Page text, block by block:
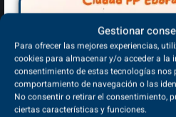
Gestionar
Para ofrecer las mejores experiencias,
cookies para almacenar y/o acceder a la
consentimiento de estas tecnologías
comportamiento de navegación o las
No consentir o retirar el consentimiento,
ciertas características y funciones.